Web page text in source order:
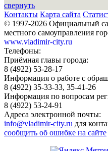
свернуть
Контакты Карта сайта
© 1997-2026 Официальный
местного самоуправления
www.vladimir-city.ru
Телефоны:
Приёмная главы города:
8 (4922) 53-28-17
Информация о работе с
8 (4922) 35-33-33, 35-41-26
Информация по вопросам
8 (4922) 53-24-91
Адреса электронной почты:
info@vladimir-city.ru для
сообщить об ошибке на сайте